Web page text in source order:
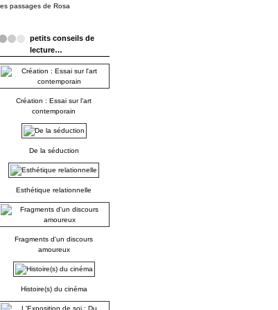
passages de Rosa
petits conseils de
lecture…
Création : Essai sur l'art
contemporain
De la séduction
Esthétique relationnelle
Fragments d'un discours
amoureux
Histoire(s) du cinéma